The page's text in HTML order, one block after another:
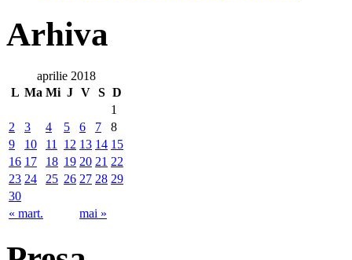
Arhiva
aprilie 2018
L Ma Mi J V S D
« mart. mai »
1
2
3 4 5 6 7
8
9
10 11 12 13 14 15
16 17 18 19 20 21 22
23 24 25 26 27 28 29
30